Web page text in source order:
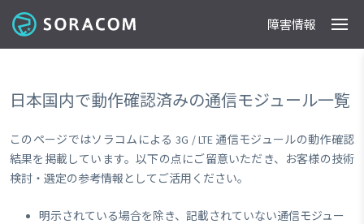
製品
事例
料金
ドキュメント
導入支援
IoTストア
最新情報 障害情報
日本国内で動作確認済みの通信モジュール一覧
このページではソラコムによる 3G / LTE 通信モジュールの動作確認
結果を掲載しています。以下の点にご留意いただき、お客様の技術
検討・選定の参考情報としてご活用ください。
明示されている場合を除き、記載されていない通信モジュー